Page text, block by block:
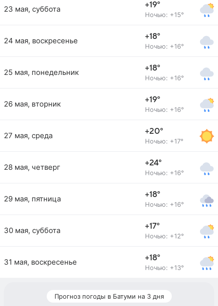
23 мая, суббота +19°
Ночью: +15°
24 мая, воскресенье +18°
Ночью: +16°
25 мая, понедельник +18°
Ночью: +16°
26 мая, вторник +19°
Ночью: +16°
27 мая, среда +20°
Ночью: +17°
28 мая, четверг +24°
Ночью: +16°
29 мая, пятница +18°
Ночью: +16°
30 мая, суббота +17°
Ночью: +12°
31 мая, воскресенье +18°
Ночью: +13°
Прогноз погоды в Батуми на 3 дня